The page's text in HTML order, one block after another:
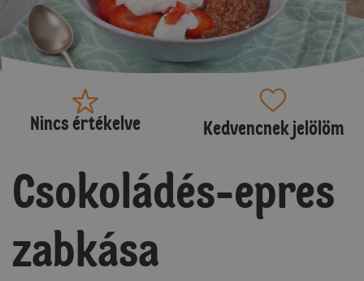
Nincs értékelve Kedvencnek jelölöm
Csokoládés-epres
zabkása